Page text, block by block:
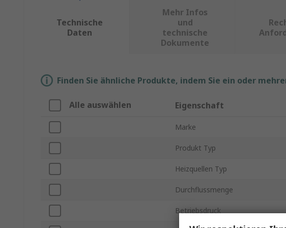
Technische
Daten
Mehr Infos
und
technische
Dokumente
Finden Sie ähnliche Produkte, indem Sie ein oder
Alle auswählen Eigenschaft
Marke
Produkt Typ
Heizquellen Typ
Durchflussmenge
Betriebsdruck